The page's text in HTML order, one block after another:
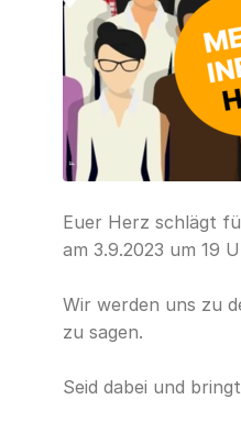
Euer Herz schlägt
am 3.9.2023 um 19
Wir werden uns zu
zu sagen.
Seid dabei und